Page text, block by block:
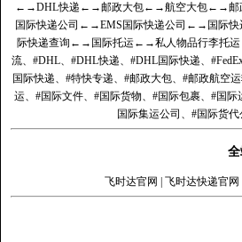
←→DHL快递 ←→邮政大包←→航空大包←→邮
国际快递公司 ←→EMS国际快递公司 ←→ 国际快
际快递查询 ←→ 国际托运←→私人物品行李托运
流、#DHL、#DHL快递、#DHL国际快递、
国际快递、#特快专递、#邮政大包、#邮政航空
运、#国际文件、#国际货物、#国际包裹、#国
国际集运公司、#国际货
飞时达官网 飞时达快递官网